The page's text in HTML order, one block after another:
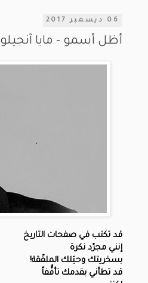
06 ديسمبر 2017
أظل أسمو - مايا آنجيلو
قد تكتب في صفحات التاريخ
إنني مجرّد نكرة
بسخريتك وحيَلك الملفّقة!
قد تطأني بقدمك تأفُّفاً